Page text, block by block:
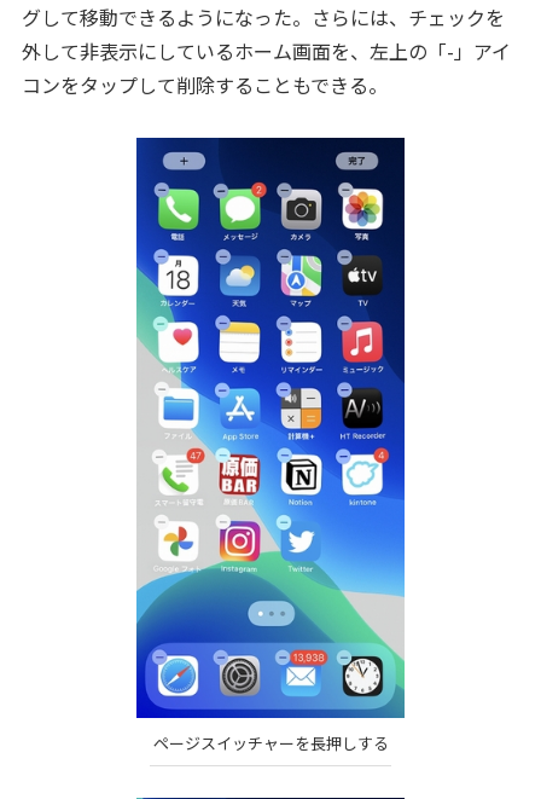
グして移動できるようになった。さらには、チェックを
外して非表示にしているホーム画面を、左上の「-」アイ
コンをタップして削除することもできる。
ページスイッチャーを長押しする